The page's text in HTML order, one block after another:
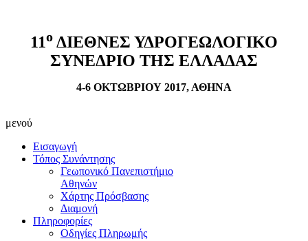
11ο ΔΙΕΘΝΕΣ ΥΔΡΟΓΕΩΛΟΓΙΚΟ
ΣΥΝΕΔΡΙΟ ΤΗΣ ΕΛΛΑΔΑΣ
4-6 ΟΚΤΩΒΡΙΟΥ 2017, ΑΘΗΝΑ
μενού
Εισαγωγή
Τόπος Συνάντησης
Γεωπονικό Πανεπιστήμιο
Αθηνών
Χάρτης Πρόσβασης
Διαμονή
Πληροφορίες
Οδηγίες Πληρωμής